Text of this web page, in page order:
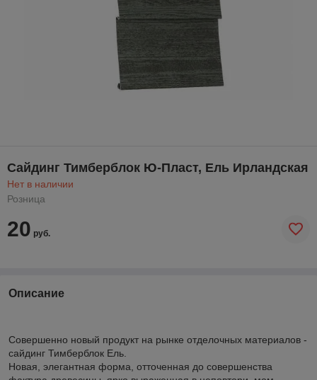
Сайдинг Тимберблок Ю-Пласт, Ель Ирландская
Нет в наличии
Розница
20 руб.
Описание
Совершенно новый продукт на рынке отделочных материалов -
сайдинг Тимберблок Ель.
Новая, элегантная форма, отточенная до совершенства